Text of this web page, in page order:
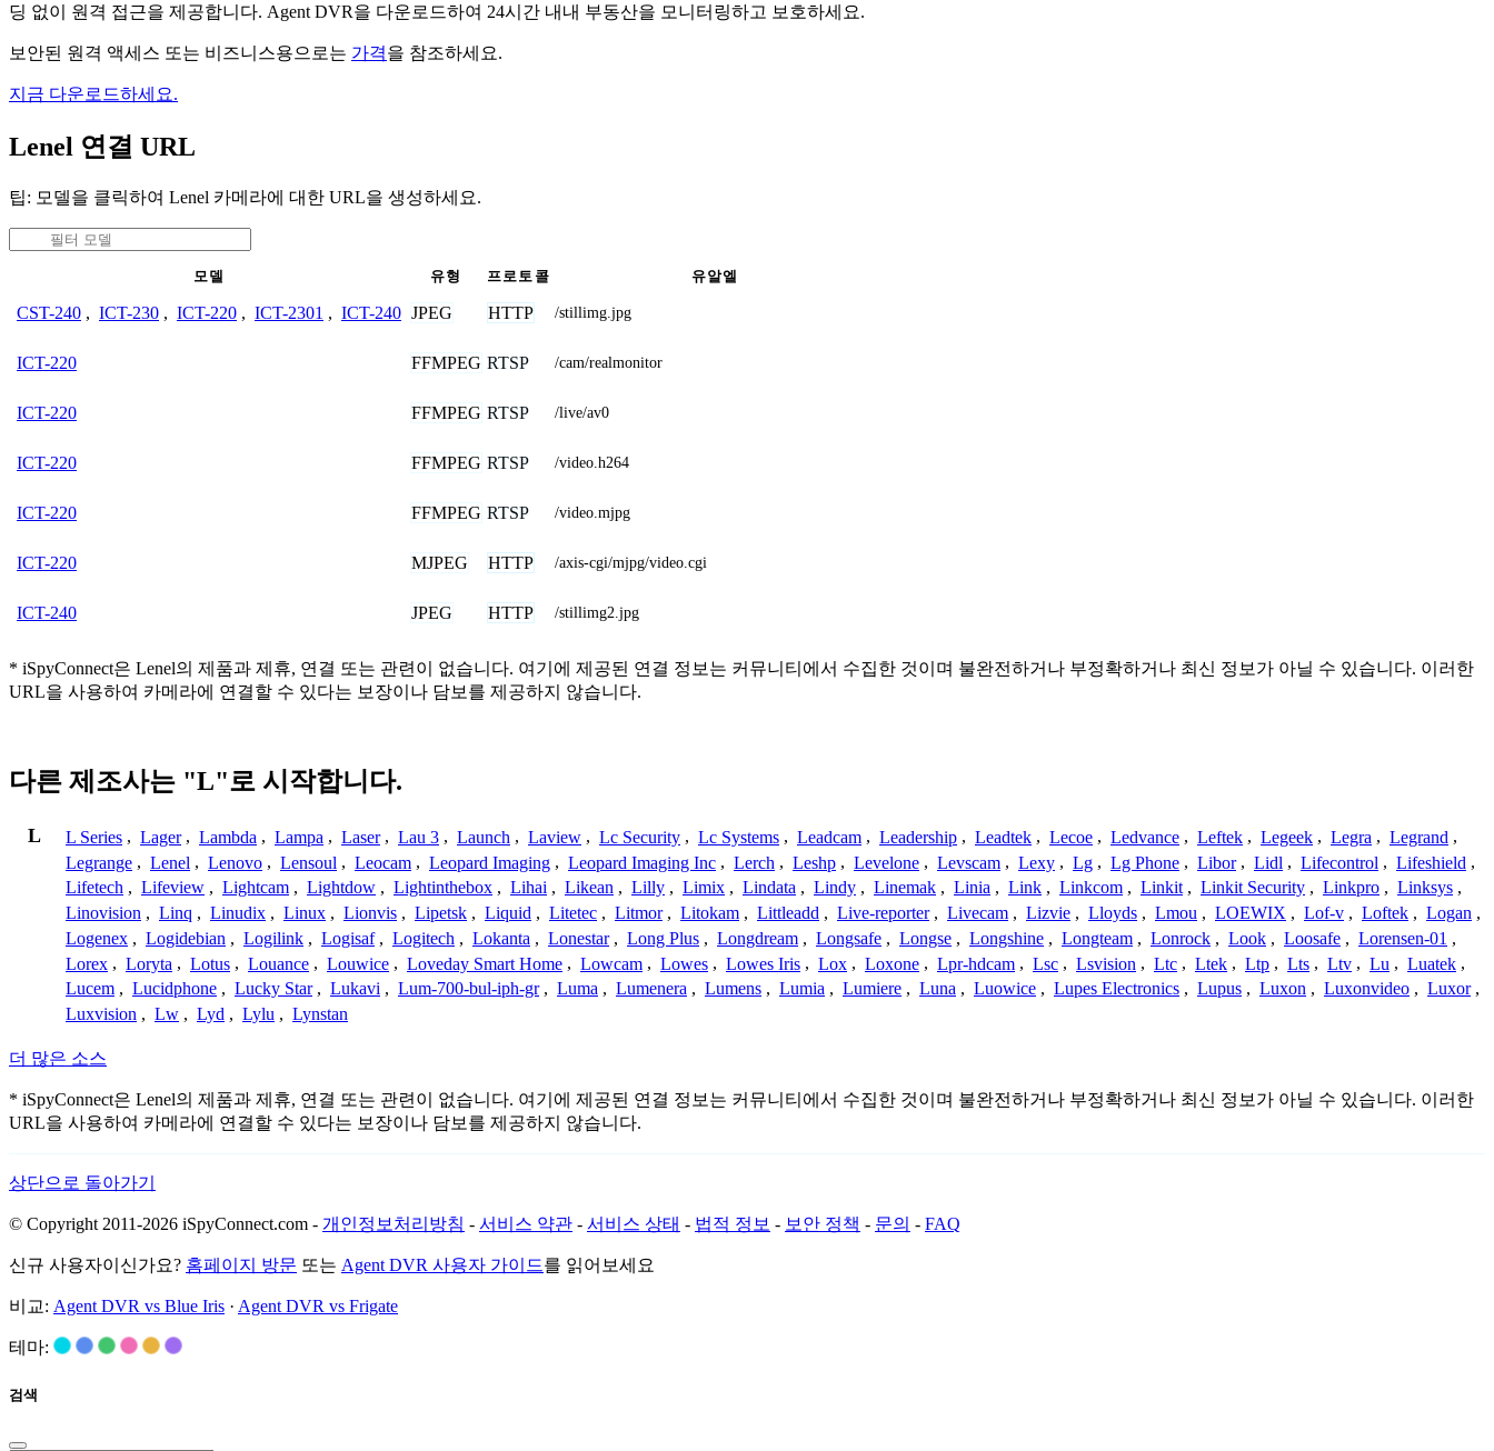
딩 없이 원격 접근을 제공합니다. Agent DVR을 다운로드하여 24시간 내내 부동산을 모니터링하고 보호하세요.
보안된 원격 액세스 또는 비즈니스용으로는 가격을 참조하세요.
지금 다운로드하세요.
Lenel 연결 URL
팁: 모델을 클릭하여 Lenel 카메라에 대한 URL을 생성하세요.
모델 유형 프로토콜 유알엘
CST-240 , ICT-230 , ICT-220 , ICT-2301 , ICT-240 JPEG HTTP /stillimg.jpg
ICT-220 FFMPEG RTSP /cam/realmonitor
ICT-220 FFMPEG RTSP /live/av0
ICT-220 FFMPEG RTSP /video.h264
ICT-220 FFMPEG RTSP /video.mjpg
ICT-220 MJPEG HTTP /axis-cgi/mjpg/video.cgi
ICT-240 JPEG HTTP /stillimg2.jpg
* iSpyConnect은 Lenel의 제품과 제휴, 연결 또는 관련이 없습니다. 여기에 제공된 연결 정보는 커뮤니티에서 수집한 것이며 불완전하거나 부정확하거나 최신 정보가 아닐 수 있습니다. 이러한
URL을 사용하여 카메라에 연결할 수 있다는 보장이나 담보를 제공하지 않습니다.
다른 제조사는 "L"로 시작합니다.
L L Series , Lager , Lambda , Lampa , Laser , Lau 3 , Launch , Laview , Lc Security , Lc Systems , Leadcam , Leadership , Leadtek , Lecoe , Ledvance , Leftek , Legeek , Legra , Legrand ,
Legrange , Lenel , Lenovo , Lensoul , Leocam , Leopard Imaging , Leopard Imaging Inc , Lerch , Leshp , Levelone , Levscam , Lexy , Lg , Lg Phone , Libor , Lidl , Lifecontrol , Lifeshield ,
Lifetech , Lifeview , Lightcam , Lightdow , Lightinthebox , Lihai , Likean , Lilly , Limix , Lindata , Lindy , Linemak , Linia , Link , Linkcom , Linkit , Linkit Security , Linkpro , Linksys ,
Linovision , Linq , Linudix , Linux , Lionvis , Lipetsk , Liquid , Litetec , Litmor , Litokam , Littleadd , Live-reporter , Livecam , Lizvie , Lloyds , Lmou , LOEWIX , Lof-v , Loftek , Logan ,
Logenex , Logidebian , Logilink , Logisaf , Logitech , Lokanta , Lonestar , Long Plus , Longdream , Longsafe , Longse , Longshine , Longteam , Lonrock , Look , Loosafe , Lorensen-01 ,
Lorex , Loryta , Lotus , Louance , Louwice , Loveday Smart Home , Lowcam , Lowes , Lowes Iris , Lox , Loxone , Lpr-hdcam , Lsc , Lsvision , Ltc , Ltek , Ltp , Lts , Ltv , Lu , Luatek ,
Lucem , Lucidphone , Lucky Star , Lukavi , Lum-700-bul-iph-gr , Luma , Lumenera , Lumens , Lumia , Lumiere , Luna , Luowice , Lupes Electronics , Lupus , Luxon , Luxonvideo , Luxor ,
Luxvision , Lw , Lyd , Lylu , Lynstan
더 많은 소스
* iSpyConnect은 Lenel의 제품과 제휴, 연결 또는 관련이 없습니다. 여기에 제공된 연결 정보는 커뮤니티에서 수집한 것이며 불완전하거나 부정확하거나 최신 정보가 아닐 수 있습니다. 이러한
URL을 사용하여 카메라에 연결할 수 있다는 보장이나 담보를 제공하지 않습니다.
상단으로 돌아가기
© Copyright 2011-2026 iSpyConnect.com - 개인정보처리방침 - 서비스 약관 - 서비스 상태 - 법적 정보 - 보안 정책 - 문의 - FAQ
신규 사용자이신가요? 홈페이지 방문 또는 Agent DVR 사용자 가이드를 읽어보세요
비교: Agent DVR vs Blue Iris · Agent DVR vs Frigate
테마:
검색